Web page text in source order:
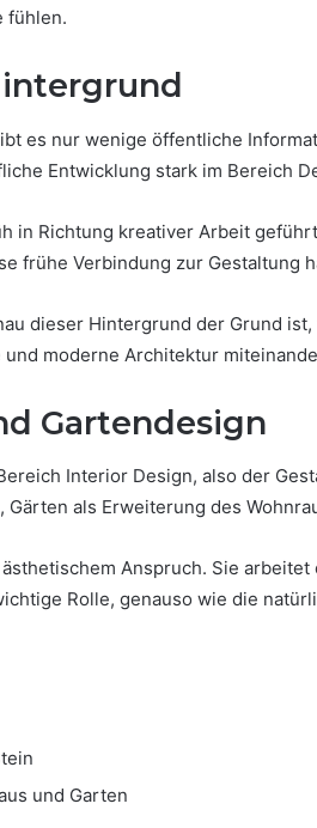
fühlen.
es nur wenige öffentliche
Entwicklung stark im Bereich
in Richtung kreativer Arbeit
frühe Verbindung zur
dieser Hintergrund der Grund
moderne Architektur
Gartendesign
Interior Design, also der
als Erweiterung des
Anspruch. Sie
Rolle, genauso wie die
und Garten